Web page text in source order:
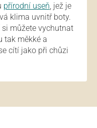
přírodní useň , jež je
klima uvnitř boty.
můžete vychutnat
tak měkké a
cítí jako při chůzi